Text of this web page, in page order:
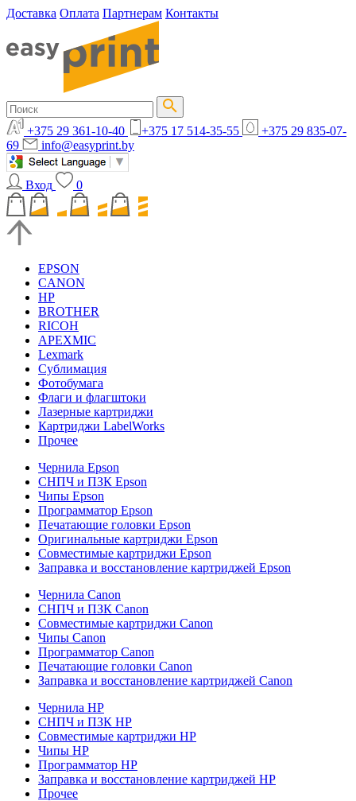
Доставка Оплата Партнерам Контакты
+375 29 361-10-40 +375 17 514-35-55
+375 29 835-07-
69
info@easyprint.by
Вход 0
EPSON
CANON
HP
BROTHER
RICOH
APEXMIC
Lexmark
Сублимация
Фотобумага
Флаги и флагштоки
Лазерные картриджи
Картриджи LabelWorks
Прочее
Чернила Epson
СНПЧ и ПЗК Epson
Чипы Epson
Программатор Epson
Печатающие головки Epson
Оригинальные картриджи Epson
Совместимые картриджи Epson
Заправка и восстановление картриджей Epson
Чернила Canon
СНПЧ и ПЗК Canon
Совместимые картриджи Canon
Чипы Canon
Программатор Canon
Печатающие головки Canon
Заправка и восстановление картриджей Canon
Чернила HP
СНПЧ и ПЗК HP
Совместимые картриджи HP
Чипы HP
Программатор HP
Заправка и восстановление картриджей HP
Прочее